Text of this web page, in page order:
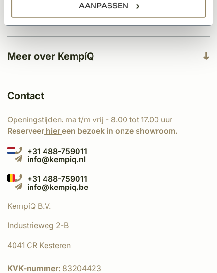
AANPASSEN
Meer over KempíQ
Categorieën
Contact
Openingstijden: ma t/m vrij - 8.00 tot 17.00 uur
Reserveer hier een bezoek in onze showroom.
+31 488-759011
info@kempiq.nl
+31 488-759011
info@kempiq.be
KempíQ B.V.
Industrieweg 2-B
4041 CR Kesteren
KVK-nummer: 83204423